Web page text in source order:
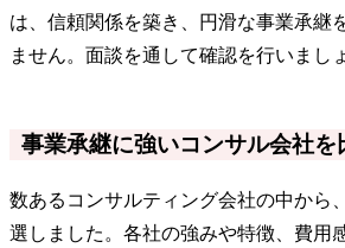
は、信頼関係を築き、円滑な事業承継
ません。面談を通して確認を行いまし
事業承継に強いコンサル会社を
数あるコンサルティング会社の中から
選しました。各社の強みや特徴、費用